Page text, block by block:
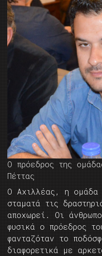
O πρόεδρος της
Πέττας
Ο Αχιλλέας, η ομάδα
σταματά τις
αποχωρεί. Οι
φυσικά ο πρόεδρος
φανταζόταν το
διαφορετικά με